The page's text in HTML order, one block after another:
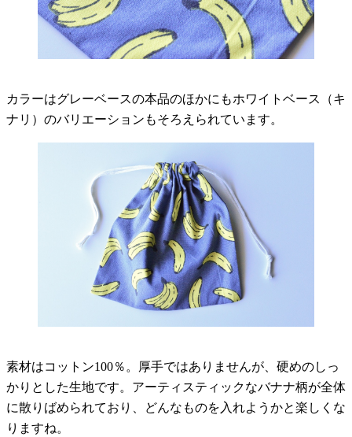
カラーはグレーベースの本品のほかにもホワイトベース（キ
ナリ）のバリエーションもそろえられています。
素材はコットン100％。厚手ではありませんが、硬めのしっ
かりとした生地です。アーティスティックなバナナ柄が全体
に散りばめられており、どんなものを入れようかと楽しくな
りますね。